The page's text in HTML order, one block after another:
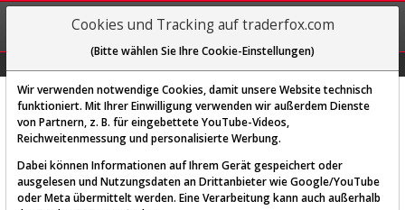
REGIS-
TRIEREN
Diese Funktion ist nur für
Cookies und Tracking auf traderfox.com
(Bitte wählen Sie Ihre Cookie-Einstellungen)
Wir verwenden notwendige Cookies, damit unsere Website technisch
funktioniert. Mit Ihrer Einwilligung verwenden wir außerdem Dienste
von Partnern, z. B. für eingebettete YouTube-Videos,
Reichweitenmessung und personalisierte Werbung.
Dabei können Informationen auf Ihrem Gerät gespeichert oder
ausgelesen und Nutzungsdaten an Drittanbieter wie Google/YouTube
oder Meta übermittelt werden. Eine Verarbeitung kann auch außerhalb